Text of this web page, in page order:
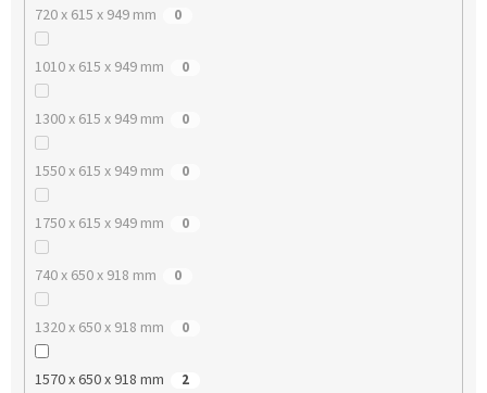
720 x 615 x 949 mm 0
1010 x 615 x 949 mm 0
1300 x 615 x 949 mm 0
1550 x 615 x 949 mm 0
1750 x 615 x 949 mm 0
740 x 650 x 918 mm 0
1320 x 650 x 918 mm 0
1570 x 650 x 918 mm 2